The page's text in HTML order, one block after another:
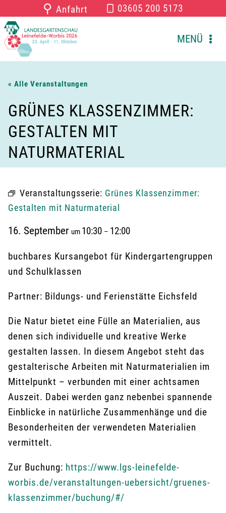
Inhalt
springen
⚲ Anfahrt 03605 200 5173
MENÜ
« Alle Veranstaltungen
GRÜNES KLASSENZIMMER:
GESTALTEN MIT
NATURMATERIAL
Veranstaltungsserie: Grünes Klassenzimmer:
Gestalten mit Naturmaterial
16. September um 10:30 – 12:00
buchbares Kursangebot für Kindergartengruppen
und Schulklassen
Partner: Bildungs- und Ferienstätte Eichsfeld
Die Natur bietet eine Fülle an Materialien, aus
denen sich individuelle und kreative Werke
gestalten lassen. In diesem Angebot steht das
gestalterische Arbeiten mit Naturmaterialien im
Mittelpunkt – verbunden mit einer achtsamen
Auszeit. Dabei werden ganz nebenbei spannende
Einblicke in natürliche Zusammenhänge und die
Besonderheiten der verwendeten Materialien
vermittelt.
Zur Buchung: https://www.lgs-leinefelde-
worbis.de/veranstaltungen-uebersicht/gruenes-
klassenzimmer/buchung/#/